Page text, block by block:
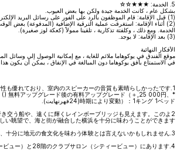
5. الخدمة: ★★★☆☆
بشكل عام ، كانت الخدمة جيدة ولكن بها بعض العيوب.
(1) قبل الإقامة: قام الموظفون بالرد على الفور على رسائل البريد الإلكتروني وعرضوا ترقيات لأعضاء IHG Platinum.
(2) أثناء الإقامة: استغرقت عملية الترقية الإضافية (المدفوعة)
الخدمة. ومع ذلك ، وكلفتة تذكارية ، تلقينا ممولاً (كعكة لوز صغيرة).
(3) بعد الإقامة: لا يوجد.
الأفكار النهائية
موقع الفندق في يوكوهاما ملائم للغاية ، مع إمكانية الوصول إلى وسائل
في الاستمتاع بأفق يوكوهاما دون المبالغة في الإنفاق ، يمكن أن يكون هذا
1. 私たちは「1キング 1ベッドルーム スイート パノラマビュー 高層階」に宿泊しました。ホテルの端に位置する豪華なスイートルームで、港側と街側の両方の景色を楽しめます。防音性も優れており、室内のスピーカーの音質も素晴らしかったです。
無料アップグレード後の有料アップグレード（＋,25 000円、
時期により変動）：1キング 1ベッド(24فهرنهايت).
交う船や、遠くに輝くレインボーブリッジも見えます。このよ
い眺望で、海と街が融合した横浜を十分に味わうことができます。
3.ニ ン 朝食ビュッフェは美味しかったものの、和食の種類が少なく全体のバリエーションも控えめでした。外国からのゲストにとっては、十分に地元の食文化を味わう体験とは言えないかもしれません。
4.ホテル環境 ： 1() ホテルは横浜コスモワールド、カップヌードルミュージアム、赤レンガ倉庫、三溪園などの人気観光スポットへのアクセスが非常に便利な立地にあります。2 () クラブラウンジは2階のマリンブルー（ハーバービュー）と28階のクラブサロン（シティービュー）にあります。